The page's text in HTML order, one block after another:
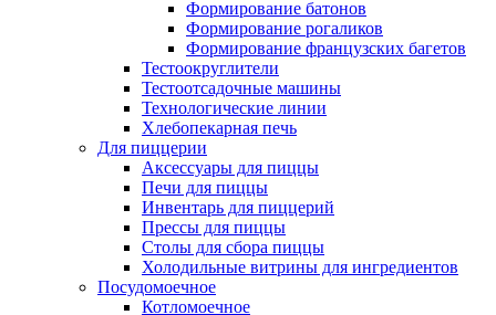
Формирование батонов
Формирование рогаликов
Формирование французских багетов
Тестоокруглители
Тестоотсадочные машины
Технологические линии
Хлебопекарная печь
Для пиццерии
Аксессуары для пиццы
Печи для пиццы
Инвентарь для пиццерий
Прессы для пиццы
Столы для сбора пиццы
Холодильные витрины для ингредиентов
Посудомоечное
Котломоечное